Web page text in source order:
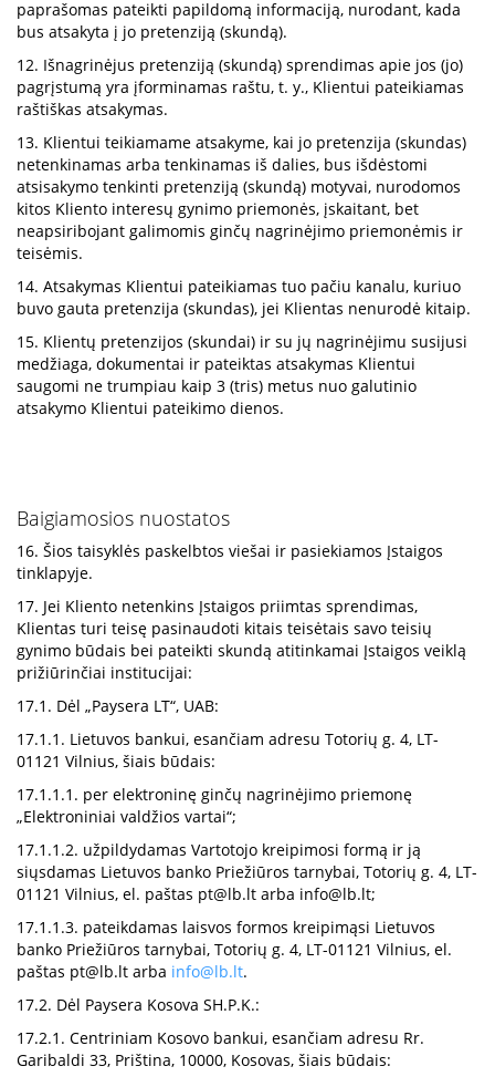
paprašomas pateikti papildomą informaciją, nurodant, kada
bus atsakyta į jo pretenziją (skundą).
12. Išnagrinėjus pretenziją (skundą) sprendimas apie jos (jo)
pagrįstumą yra įforminamas raštu, t. y., Klientui pateikiamas
raštiškas atsakymas.
13. Klientui teikiamame atsakyme, kai jo pretenzija (skundas)
netenkinamas arba tenkinamas iš dalies, bus išdėstomi
atsisakymo tenkinti pretenziją (skundą) motyvai, nurodomos
kitos Kliento interesų gynimo priemonės, įskaitant, bet
neapsiribojant galimomis ginčų nagrinėjimo priemonėmis ir
teisėmis.
14. Atsakymas Klientui pateikiamas tuo pačiu kanalu, kuriuo
buvo gauta pretenzija (skundas), jei Klientas nenurodė kitaip.
15. Klientų pretenzijos (skundai) ir su jų nagrinėjimu susijusi
medžiaga, dokumentai ir pateiktas atsakymas Klientui
saugomi ne trumpiau kaip 3 (tris) metus nuo galutinio
atsakymo Klientui pateikimo dienos.
Baigiamosios nuostatos
16. Šios taisyklės paskelbtos viešai ir pasiekiamos Įstaigos
tinklapyje.
17. Jei Kliento netenkins Įstaigos priimtas sprendimas,
Klientas turi teisę pasinaudoti kitais teisėtais savo teisių
gynimo būdais bei pateikti skundą atitinkamai Įstaigos veiklą
prižiūrinčiai institucijai:
17.1. Dėl „Paysera LT“, UAB:
17.1.1. Lietuvos bankui, esančiam adresu Totorių g. 4, LT-
01121 Vilnius, šiais būdais:
17.1.1.1. per elektroninę ginčų nagrinėjimo priemonę
„Elektroniniai valdžios vartai“;
17.1.1.2. užpildydamas Vartotojo kreipimosi formą ir ją
siųsdamas Lietuvos banko Priežiūros tarnybai, Totorių g. 4, LT-
01121 Vilnius, el. paštas pt@lb.lt arba info@lb.lt;
17.1.1.3. pateikdamas laisvos formos kreipimąsi Lietuvos
banko Priežiūros tarnybai, Totorių g. 4, LT-01121 Vilnius, el.
paštas pt@lb.lt arba info@lb.lt.
17.2. Dėl Paysera Kosova SH.P.K.:
17.2.1. Centriniam Kosovo bankui, esančiam adresu Rr.
Garibaldi 33, Priština, 10000, Kosovas, šiais būdais: